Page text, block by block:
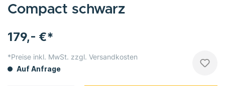
179,- €*
*Preise inkl. MwSt. zzgl. Versandkosten
Auf Anfrage
Compact schwarz